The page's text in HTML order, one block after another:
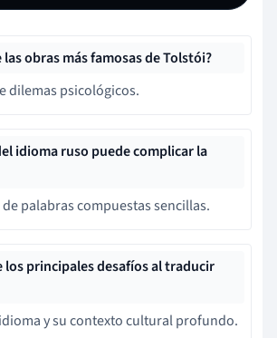
las obras más famosas de Tolstói?
dilemas psicológicos.
idioma ruso puede complicar la
palabras compuestas sencillas.
los principales desafíos al traducir
y su contexto cultural profundo.